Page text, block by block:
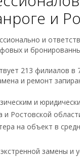
и
и
и
213 филиалов
и ремонт
и
и Ростовской
на объект в
замены